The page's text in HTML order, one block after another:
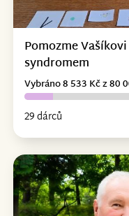
Pomozme
syndromem
29 dárců
Vybráno 8 533 Kč z 80